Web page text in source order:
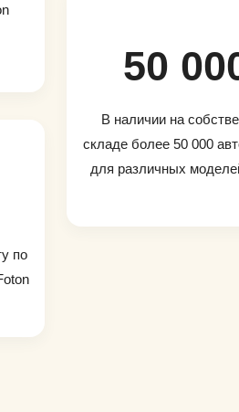
по
50
В наличии на
складе более 50 000
для различных